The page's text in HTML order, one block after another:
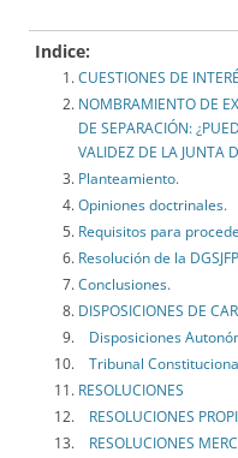
Indice:
CUESTIONES DE
NOMBRAMIENTO DE
DE SEPARACIÓN:
VALIDEZ DE LA JUNTA
Planteamiento.
Opiniones doctrinales.
Requisitos para
Resolución de la
Conclusiones.
DISPOSICIONES DE
Disposiciones
Tribunal
RESOLUCIONES
RESOLUCIONES
RESOLUCIONES